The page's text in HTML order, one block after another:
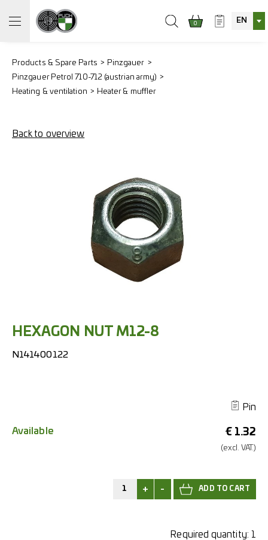
0 EN
Products & Spare Parts
Pinzgauer
Pinzgauer Petrol 710-712 (austrian army)
Heating & ventilation
Heater & muffler
Back to overview
HEXAGON NUT M12-8
N141400122
Pin
€ 1.32
(excl. VAT.)
Available
+ -
Required quantity: 1